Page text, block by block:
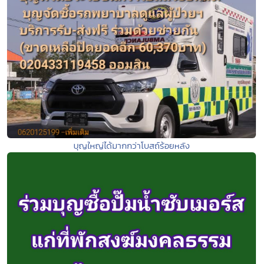
บุญใหญ่ได้มากกว่าโบสถ์ร้อยหลัง